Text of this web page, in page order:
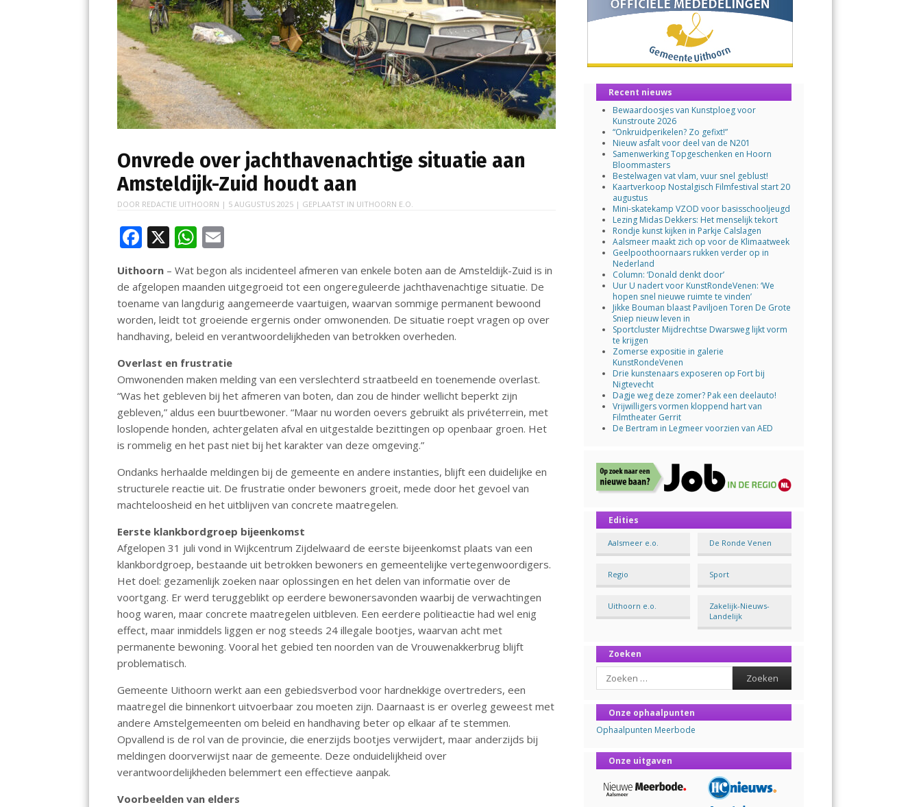
Onvrede over jachthavenachtige situatie aan
Amsteldijk-Zuid houdt aan
DOOR REDACTIE UITHOORN | 5 AUGUSTUS 2025 | GEPLAATST IN UITHOORN E.O.
F
ac
e
b
o
o
k
X W
h
at
s
A
p
p
ai
l
Uithoorn – Wat begon als incidenteel afmeren van enkele boten aan de Amsteldijk-Zuid is in
de afgelopen maanden uitgegroeid tot een ongereguleerde jachthavenachtige situatie. De
toename van langdurig aangemeerde vaartuigen, waarvan sommige permanent bewoond
worden, leidt tot groeiende ergernis onder omwonenden. De situatie roept vragen op over
handhaving, beleid en verantwoordelijkheden van betrokken overheden.
Overlast en frustratie
Omwonenden maken melding van een verslechterd straatbeeld en toenemende overlast.
“Was het gebleven bij het afmeren van boten, dan zou de hinder wellicht beperkt zijn
gebleven,” aldus een buurtbewoner. “Maar nu worden oevers gebruikt als privéterrein, met
loslopende honden, achtergelaten afval en uitgestalde bezittingen op openbaar groen. Het
is rommelig en het past niet bij het karakter van deze omgeving.”
Ondanks herhaalde meldingen bij de gemeente en andere instanties, blijft een duidelijke en
structurele reactie uit. De frustratie onder bewoners groeit, mede door het gevoel van
machteloosheid en het uitblijven van concrete maatregelen.
Eerste klankbordgroep bijeenkomst
Afgelopen 31 juli vond in Wijkcentrum Zijdelwaard de eerste bijeenkomst plaats van een
klankbordgroep, bestaande uit betrokken bewoners en gemeentelijke vertegenwoordigers.
Het doel: gezamenlijk zoeken naar oplossingen en het delen van informatie over de
voortgang. Er werd teruggeblikt op eerdere bewonersavonden waarbij de verwachtingen
hoog waren, maar concrete maatregelen uitbleven. Een eerdere politieactie had wel enig
effect, maar inmiddels liggen er nog steeds 24 illegale bootjes, waarvan acht met
permanente bewoning. Vooral het gebied ten noorden van de Vrouwenakkerbrug blijft
problematisch.
Gemeente Uithoorn werkt aan een gebiedsverbod voor hardnekkige overtreders, een
maatregel die binnenkort uitvoerbaar zou moeten zijn. Daarnaast is er overleg geweest met
andere Amstelgemeenten om beleid en handhaving beter op elkaar af te stemmen.
Opvallend is de rol van de provincie, die enerzijds bootjes verwijdert, maar anderzijds bij
meldingen doorverwijst naar de gemeente. Deze onduidelijkheid over
verantwoordelijkheden belemmert een effectieve aanpak.
Voorbeelden van elders
Recent nieuws
Bewaardoosjes van Kunstploeg voor
Kunstroute 2026
“Onkruidperikelen? Zo gefixt!”
Nieuw asfalt voor deel van de N201
Samenwerking Topgeschenken en Hoorn
Bloommasters
Bestelwagen vat vlam, vuur snel geblust!
Kaartverkoop Nostalgisch Filmfestival start 20
augustus
Mini-skatekamp VZOD voor basisschooljeugd
Lezing Midas Dekkers: Het menselijk tekort
Rondje kunst kijken in Parkje Calslagen
Aalsmeer maakt zich op voor de Klimaatweek
Geelpoothoornaars rukken verder op in
Nederland
Column: ‘Donald denkt door’
Uur U nadert voor KunstRondeVenen: ‘We
hopen snel nieuwe ruimte te vinden’
Jikke Bouman blaast Paviljoen Toren De Grote
Sniep nieuw leven in
Sportcluster Mijdrechtse Dwarsweg lijkt vorm
te krijgen
Zomerse expositie in galerie
KunstRondeVenen
Drie kunstenaars exposeren op Fort bij
Nigtevecht
Dagje weg deze zomer? Pak een deelauto!
Vrijwilligers vormen kloppend hart van
Filmtheater Gerrit
De Bertram in Legmeer voorzien van AED
Edities
Aalsmeer e.o. De Ronde Venen
Regio Sport
Uithoorn e.o.
Zakelijk-Nieuws-
Landelijk
Zoeken
Search
Onze ophaalpunten
Ophaalpunten Meerbode
Onze uitgaven